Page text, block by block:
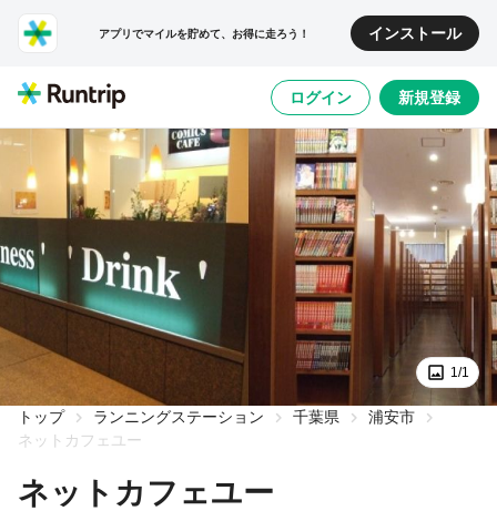
アプリでマイルを貯めて、お得に走ろう！ インストール
ログイン 新規登録
1/1
トップ ランニングステーション 千葉県
浦安市
ネットカフェユー
ネットカフェユー